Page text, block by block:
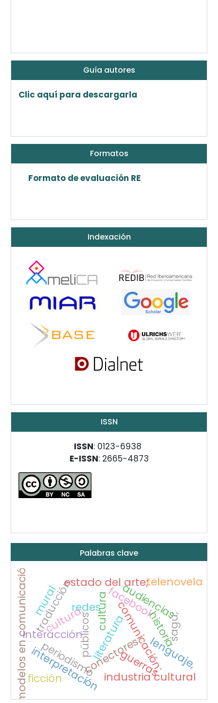
Guía autores
Clic aquí para descargarla
Formatos
Formato de evaluación RE
Indexación
ISSN
ISSN: 0123-6938
E-ISSN: 2665-4873
Palabras clave
facebook
redes
públicos
interacciónconectores
audiencias
periodismo
cultura
literatura
estado del arte;
comunicación;
modelos en comunicación cultura,
interpretación lenguaje,
traducción,
mural
guerras
historia
industria cultural
ficción
telenovela
sagú;